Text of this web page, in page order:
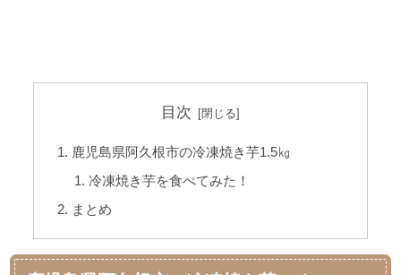
目次
鹿児島県阿久根市の冷凍焼き芋1.5㎏
冷凍焼き芋を食べてみた！
まとめ